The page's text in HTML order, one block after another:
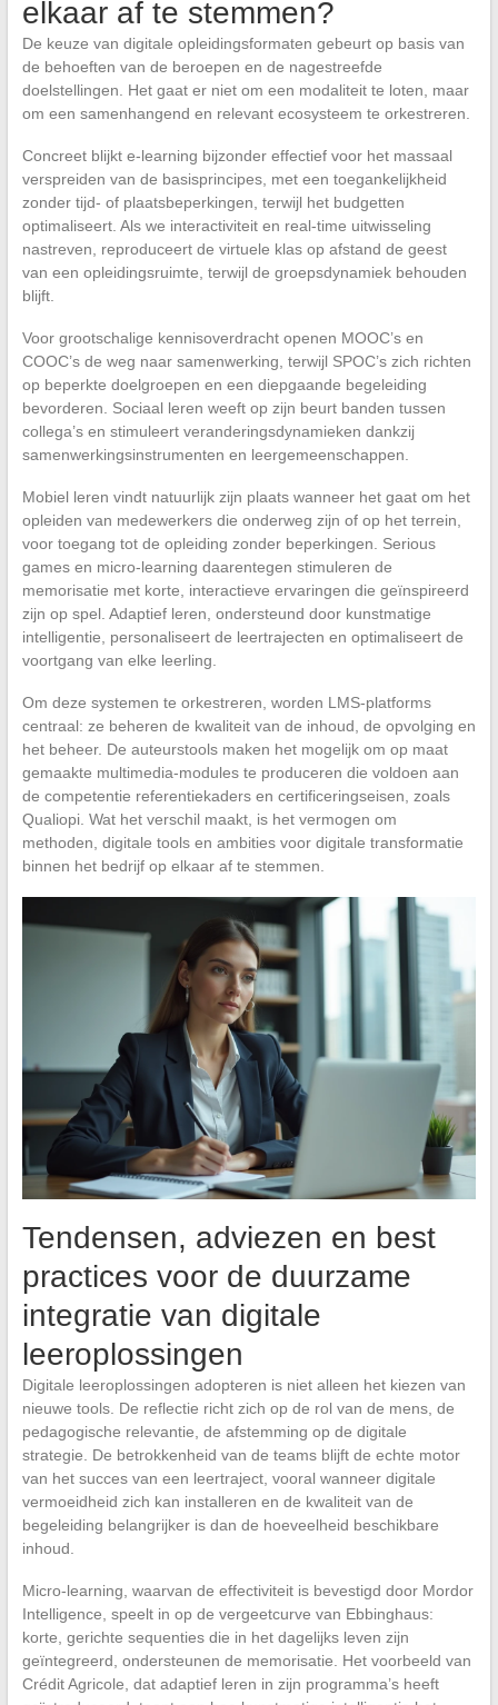
elkaar af te stemmen?
De keuze van digitale opleidingsformaten gebeurt op basis van
de behoeften van de beroepen en de nagestreefde
doelstellingen. Het gaat er niet om een modaliteit te loten, maar
om een samenhangend en relevant ecosysteem te orkestreren.
Concreet blijkt e-learning bijzonder effectief voor het massaal
verspreiden van de basisprincipes, met een toegankelijkheid
zonder tijd- of plaatsbeperkingen, terwijl het budgetten
optimaliseert. Als we interactiviteit en real-time uitwisseling
nastreven, reproduceert de virtuele klas op afstand de geest
van een opleidingsruimte, terwijl de groepsdynamiek behouden
blijft.
Voor grootschalige kennisoverdracht openen MOOC’s en
COOC’s de weg naar samenwerking, terwijl SPOC’s zich richten
op beperkte doelgroepen en een diepgaande begeleiding
bevorderen. Sociaal leren weeft op zijn beurt banden tussen
collega’s en stimuleert veranderingsdynamieken dankzij
samenwerkingsinstrumenten en leergemeenschappen.
Mobiel leren vindt natuurlijk zijn plaats wanneer het gaat om het
opleiden van medewerkers die onderweg zijn of op het terrein,
voor toegang tot de opleiding zonder beperkingen. Serious
games en micro-learning daarentegen stimuleren de
memorisatie met korte, interactieve ervaringen die geïnspireerd
zijn op spel. Adaptief leren, ondersteund door kunstmatige
intelligentie, personaliseert de leertrajecten en optimaliseert de
voortgang van elke leerling.
Om deze systemen te orkestreren, worden LMS-platforms
centraal: ze beheren de kwaliteit van de inhoud, de opvolging en
het beheer. De auteurstools maken het mogelijk om op maat
gemaakte multimedia-modules te produceren die voldoen aan
de competentie referentiekaders en certificeringseisen, zoals
Qualiopi. Wat het verschil maakt, is het vermogen om
methoden, digitale tools en ambities voor digitale transformatie
binnen het bedrijf op elkaar af te stemmen.
Tendensen, adviezen en best
practices voor de duurzame
integratie van digitale
leeroplossingen
Digitale leeroplossingen adopteren is niet alleen het kiezen van
nieuwe tools. De reflectie richt zich op de rol van de mens, de
pedagogische relevantie, de afstemming op de digitale
strategie. De betrokkenheid van de teams blijft de echte motor
van het succes van een leertraject, vooral wanneer digitale
vermoeidheid zich kan installeren en de kwaliteit van de
begeleiding belangrijker is dan de hoeveelheid beschikbare
inhoud.
Micro-learning, waarvan de effectiviteit is bevestigd door Mordor
Intelligence, speelt in op de vergeetcurve van Ebbinghaus:
korte, gerichte sequenties die in het dagelijks leven zijn
geïntegreerd, ondersteunen de memorisatie. Het voorbeeld van
Crédit Agricole, dat adaptief leren in zijn programma’s heeft